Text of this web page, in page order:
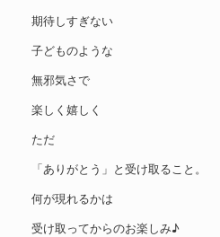
期待しすぎない
子どものような
無邪気さで
楽しく嬉しく
ただ
「ありがとう」と受け取ること。
何が現れるかは
受け取ってからのお楽しみ♪